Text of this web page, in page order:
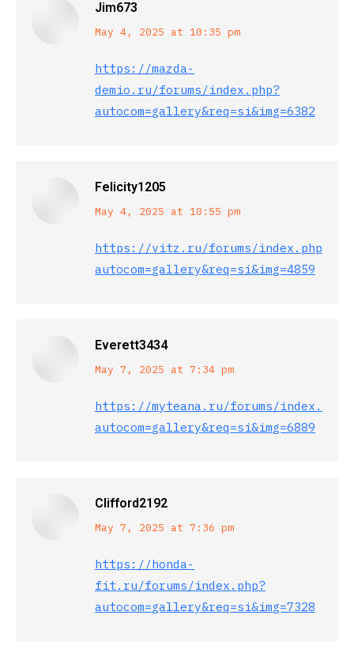
Jim673
says:
May 4, 2025 at 10:35 pm
https://mazda-
demio.ru/forums/index.php?
autocom=gallery&req=si&img=6382
Felicity1205
says:
May 4, 2025 at 10:55 pm
https://vitz.ru/forums/index.php?
autocom=gallery&req=si&img=4859
Everett3434
says:
May 7, 2025 at 7:34 pm
https://myteana.ru/forums/index.php?
autocom=gallery&req=si&img=6889
Clifford2192
says:
May 7, 2025 at 7:36 pm
https://honda-
fit.ru/forums/index.php?
autocom=gallery&req=si&img=7328